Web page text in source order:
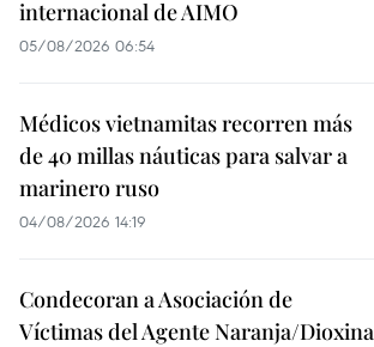
internacional de AIMO
05/08/2026 06:54
Médicos vietnamitas recorren más
de 40 millas náuticas para salvar a
marinero ruso
04/08/2026 14:19
Condecoran a Asociación de
Víctimas del Agente Naranja/Dioxina